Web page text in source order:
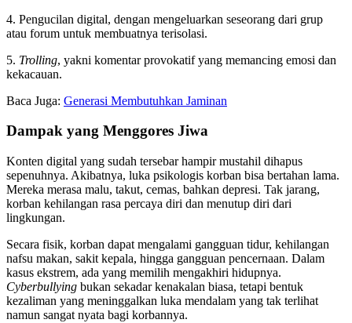
4. Pengucilan digital, dengan mengeluarkan seseorang dari grup
atau forum untuk membuatnya terisolasi.
5. Trolling, yakni komentar provokatif yang memancing emosi dan
kekacauan.
Baca Juga: Generasi Membutuhkan Jaminan
Dampak yang Menggores Jiwa
Konten digital yang sudah tersebar hampir mustahil dihapus
sepenuhnya. Akibatnya, luka psikologis korban bisa bertahan lama.
Mereka merasa malu, takut, cemas, bahkan depresi. Tak jarang,
korban kehilangan rasa percaya diri dan menutup diri dari
lingkungan.
Secara fisik, korban dapat mengalami gangguan tidur, kehilangan
nafsu makan, sakit kepala, hingga gangguan pencernaan. Dalam
kasus ekstrem, ada yang memilih mengakhiri hidupnya.
Cyberbullying bukan sekadar kenakalan biasa, tetapi bentuk
kezaliman yang meninggalkan luka mendalam yang tak terlihat
namun sangat nyata bagi korbannya.